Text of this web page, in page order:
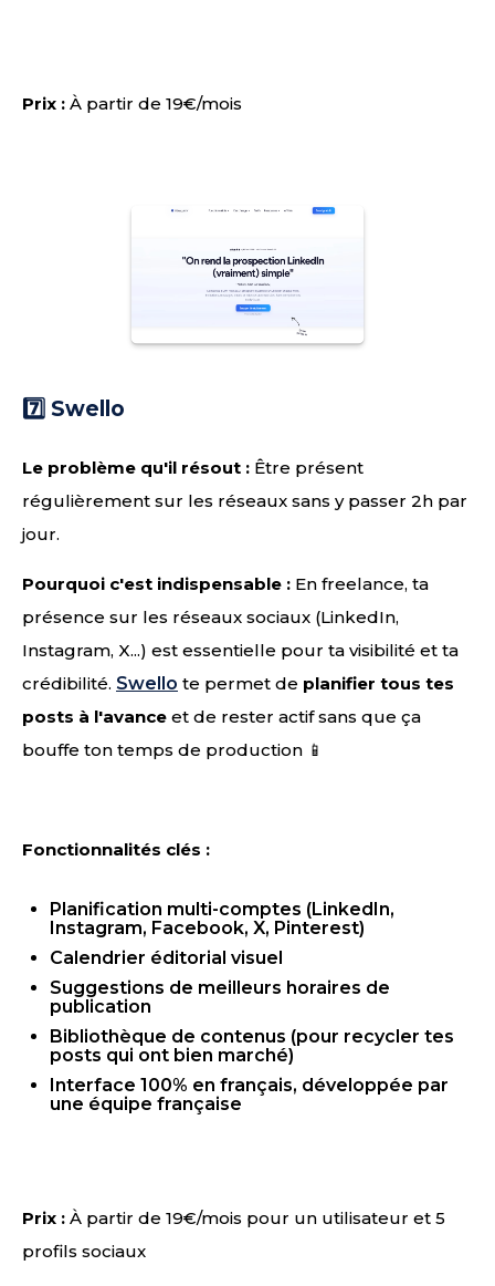
Prix : À partir de 19€/mois
7️⃣ Swello
Le problème qu'il résout : Être présent
régulièrement sur les réseaux sans y passer 2h par
jour.
Pourquoi c'est indispensable : En freelance, ta
présence sur les réseaux sociaux (LinkedIn,
Instagram, X...) est essentielle pour ta visibilité et ta
crédibilité. Swello te permet de planifier tous tes
posts à l'avance et de rester actif sans que ça
bouffe ton temps de production 📱
Fonctionnalités clés :
Planification multi-comptes (LinkedIn,
Instagram, Facebook, X, Pinterest)
Calendrier éditorial visuel
Suggestions de meilleurs horaires de
publication
Bibliothèque de contenus (pour recycler tes
posts qui ont bien marché)
Interface 100% en français, développée par
une équipe française
Prix : À partir de 19€/mois pour un utilisateur et 5
profils sociaux